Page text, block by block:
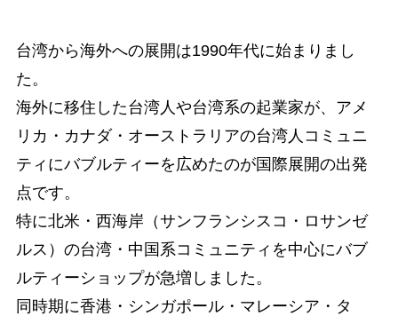
台湾から海外への展開は1990年代に始まりまし
た。
海外に移住した台湾人や台湾系の起業家が、アメ
リカ・カナダ・オーストラリアの台湾人コミュニ
ティにバブルティーを広めたのが国際展開の出発
点です。
特に北米・西海岸（サンフランシスコ・ロサンゼ
ルス）の台湾・中国系コミュニティを中心にバブ
ルティーショップが急増しました。
同時期に香港・シンガポール・マレーシア・タ